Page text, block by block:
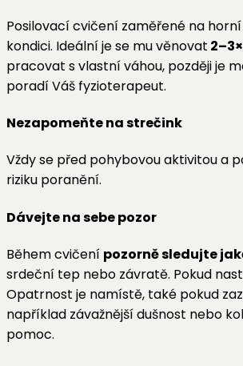
Posilovací cvičení zaměřené na
kondici. Ideální je se mu věnovat
pracovat s vlastní váhou, později je
poradí Váš fyzioterapeut.
Nezapomeňte na strečink
Vždy se před pohybovou aktivitou a
riziku poranění.
Dávejte na sebe pozor
Během cvičení pozorně sledujte
srdeční tep nebo závratě. Pokud
Opatrnost je namístě, také pokud
například závažnější dušnost nebo
pomoc.